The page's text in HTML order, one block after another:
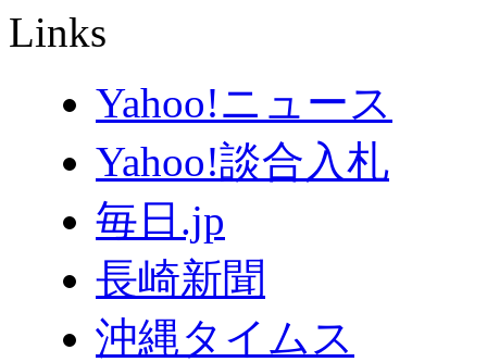
Links
Yahoo!ニュース
Yahoo!談合入札
毎日.jp
長崎新聞
沖縄タイムス